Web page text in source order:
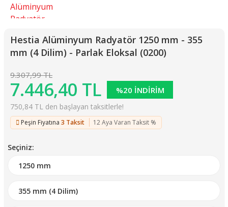
Hestia Alüminyum Radyatör 1250 mm - 355
mm (4 Dilim) - Parlak Eloksal (0200)
9.307,99 TL
7.446,40 TL %20 İNDİRİM
750,84 TL den başlayan taksitlerle!
Peşin Fiyatına 3 Taksit 12 Aya Varan Taksit %
Seçiniz: